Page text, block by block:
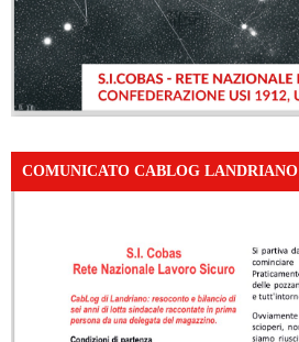
COMUNICATO CABLOG LANDRIANO